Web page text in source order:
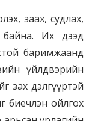
заах, судлах,
байна. Их дээд
баримжаанд
үйлдвэрийн
зах дэлгүүртэй
биечлэн ойлгох